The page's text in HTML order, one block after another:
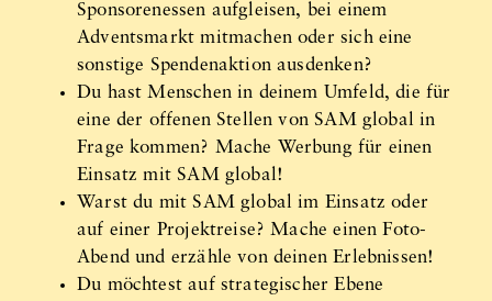
Sponsorenessen aufgleisen, bei einem
Adventsmarkt mitmachen oder sich eine
sonstige Spendenaktion ausdenken?
Du hast Menschen in deinem Umfeld, die für
eine der offenen Stellen von SAM global in
Frage kommen? Mache Werbung für einen
Einsatz mit SAM global!
Warst du mit SAM global im Einsatz oder
auf einer Projektreise? Mache einen Foto-
Abend und erzähle von deinen Erlebnissen!
Du möchtest auf strategischer Ebene